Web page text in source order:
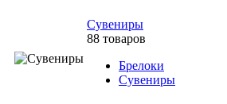
Сувениры
88 товаров
Брелоки
Сувениры